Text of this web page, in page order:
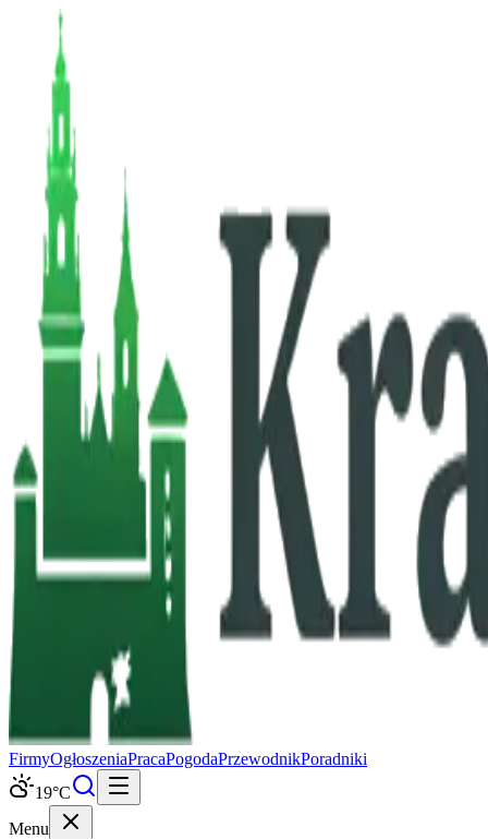
FirmyOgłoszeniaPracaPogodaPrzewodnikPoradniki
19°C
Menu